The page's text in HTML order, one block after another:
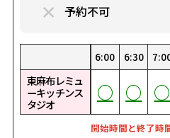
× 予約不可
東麻布レミュ
ーキッチンス
タジオ
○ ○
○ ○
20:30
○
21:00
○ ○
○ ○ ○
17:00
○
17:30
○ ○
○ ○
13:00
○
13:30
○
14:00
○
○ ○
9:30
○
10:00
○
10:30
○
○ ○ ○
6:00
○
6:30
○ ○
○ ○ ○
2:30
○
3:00
○ ○
開始時間と終了時